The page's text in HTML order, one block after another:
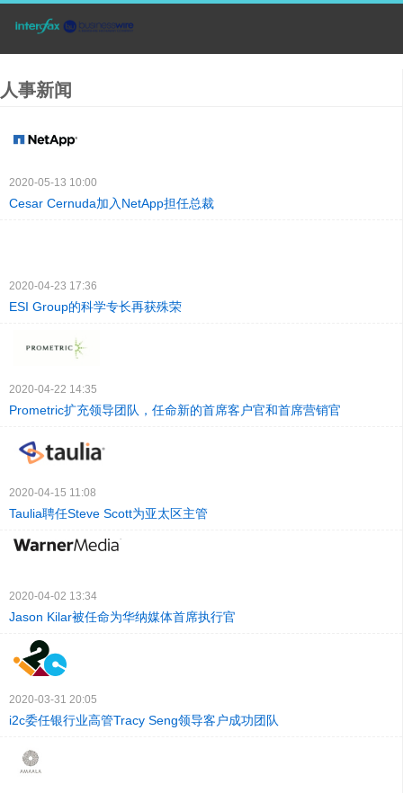
人事新闻
2020-05-13 10:00
Cesar Cernuda加入NetApp担任总裁
2020-04-23 17:36
ESI Group的科学专长再获殊荣
2020-04-22 14:35
Prometric扩充领导团队，任命新的首席客户官和首席营销官
2020-04-15 11:08
Taulia聘任Steve Scott为亚太区主管
2020-04-02 13:34
Jason Kilar被任命为华纳媒体首席执行官
2020-03-31 20:05
i2c委任银行业高管Tracy Seng领导客户成功团队